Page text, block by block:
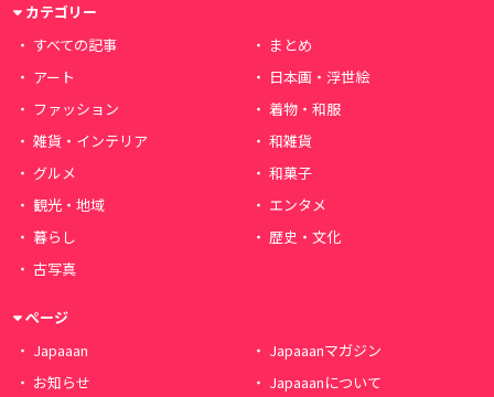
カテゴリー
すべての記事
まとめ
アート
日本画・浮世絵
ファッション
着物・和服
雑貨・インテリア
和雑貨
グルメ
和菓子
観光・地域
エンタメ
暮らし
歴史・文化
古写真
ページ
Japaaan
Japaaanマガジン
お知らせ
Japaaanについて